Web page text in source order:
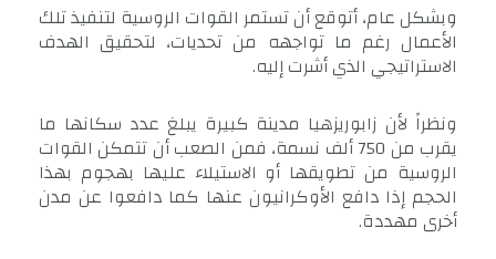
وبشكل عام، أتوقع أن تستمر القوات الروسية لتنفيذ تلك
الأعمال رغم ما تواجهه من تحديات، لتحقيق الهدف
الاستراتيجي الذي أشرت إليه.
ونظراً لأن زابوريزهيا مدينة كبيرة يبلغ عدد سكانها ما
يقرب من 750 ألف نسمة، فمن الصعب أن تتمكن القوات
الروسية من تطويقها أو الاستيلاء عليها بهجوم بهذا
الحجم إذا دافع الأوكرانيون عنها كما دافعوا عن مدن
أخرى مهددة.